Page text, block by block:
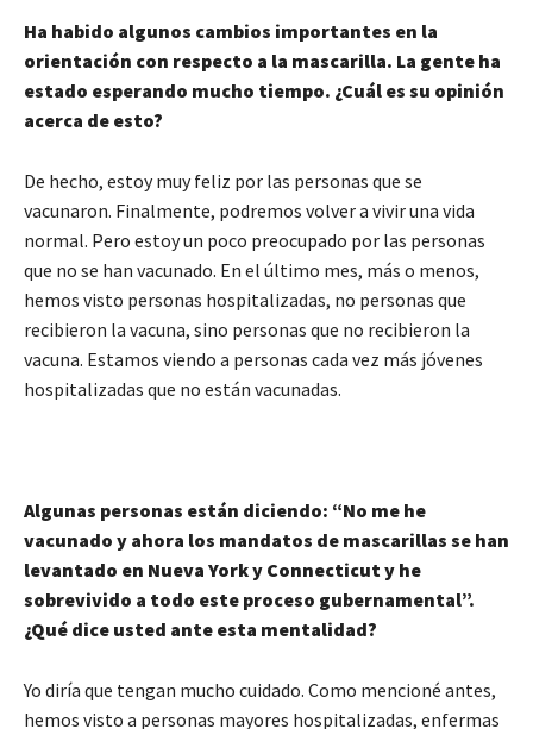
Ha habido algunos cambios importantes en la
orientación con respecto a la mascarilla. La gente ha
estado esperando mucho tiempo. ¿Cuál es su opinión
acerca de esto?
De hecho, estoy muy feliz por las personas que se
vacunaron. Finalmente, podremos volver a vivir una vida
normal. Pero estoy un poco preocupado por las personas
que no se han vacunado. En el último mes, más o menos,
hemos visto personas hospitalizadas, no personas que
recibieron la vacuna, sino personas que no recibieron la
vacuna. Estamos viendo a personas cada vez más jóvenes
hospitalizadas que no están vacunadas.
Algunas personas están diciendo: “No me he
vacunado y ahora los mandatos de mascarillas se han
levantado en Nueva York y Connecticut y he
sobrevivido a todo este proceso gubernamental”.
¿Qué dice usted ante esta mentalidad?
Yo diría que tengan mucho cuidado. Como mencioné antes,
hemos visto a personas mayores hospitalizadas, enfermas